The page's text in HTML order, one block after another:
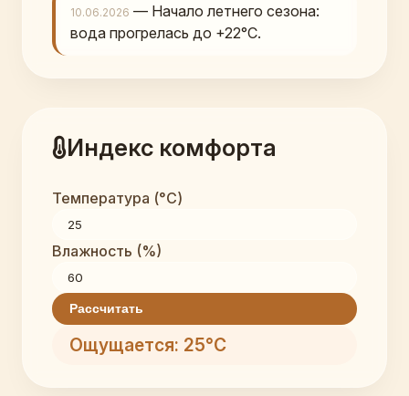
10.06.2026 — Начало летнего сезона:
вода прогрелась до +22°C.
Индекс комфорта
Температура (°C)
Влажность (%)
Рассчитать
Ощущается: 25°C